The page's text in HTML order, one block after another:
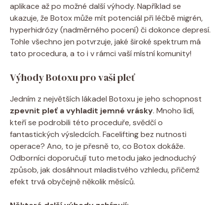
aplikace až po možné další výhody. Například se
ukazuje, že Botox může mít potenciál při léčbě migrén,
hyperhidrózy (nadměrného pocení) či dokonce depresí.
Tohle všechno jen potvrzuje, jaké široké spektrum má
tato procedura, a to i v rámci vaší místní komunity!
Výhody Botoxu pro vaši pleť
Jedním z největších lákadel Botoxu je jeho schopnost
zpevnit pleť a vyhladit jemné vrásky. Mnoho lidí,
kteří se podrobili této proceduře, svědčí o
fantastických výsledcích. Facelifting bez nutnosti
operace? Ano, to je přesně to, co Botox dokáže.
Odborníci doporučují tuto metodu jako jednoduchý
způsob, jak dosáhnout mladistvého vzhledu, přičemž
efekt trvá obyčejně několik měsíců.